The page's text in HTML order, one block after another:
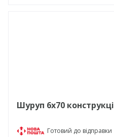
Шуруп 6х70
Готовий до відправки